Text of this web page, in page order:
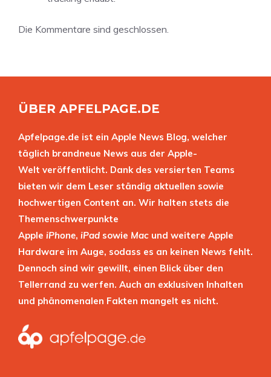
Die Kommentare sind geschlossen.
ÜBER APFELPAGE.DE
Apfelpage.de ist ein Apple News Blog, welcher
täglich brandneue News aus der Apple-
Welt veröffentlicht. Dank des versierten Teams
bieten wir dem Leser ständig aktuellen sowie
hochwertigen Content an. Wir halten stets die
Themenschwerpunkte
Apple iPhone, iPad sowie Mac und weitere Apple
Hardware im Auge, sodass es an keinen News fehlt.
Dennoch sind wir gewillt, einen Blick über den
Tellerrand zu werfen. Auch an exklusiven Inhalten
und phänomenalen Fakten mangelt es nicht.